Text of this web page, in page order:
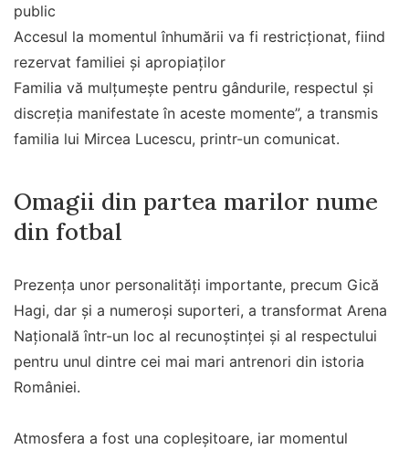
public
Accesul la momentul înhumării va fi restricționat, fiind
rezervat familiei și apropiaților
Familia vă mulțumește pentru gândurile, respectul și
discreția manifestate în aceste momente”, a transmis
familia lui Mircea Lucescu, printr-un comunicat.
Omagii din partea marilor nume
din fotbal
Prezența unor personalități importante, precum Gică
Hagi, dar și a numeroși suporteri, a transformat Arena
Națională într-un loc al recunoștinței și al respectului
pentru unul dintre cei mai mari antrenori din istoria
României.
Atmosfera a fost una copleșitoare, iar momentul